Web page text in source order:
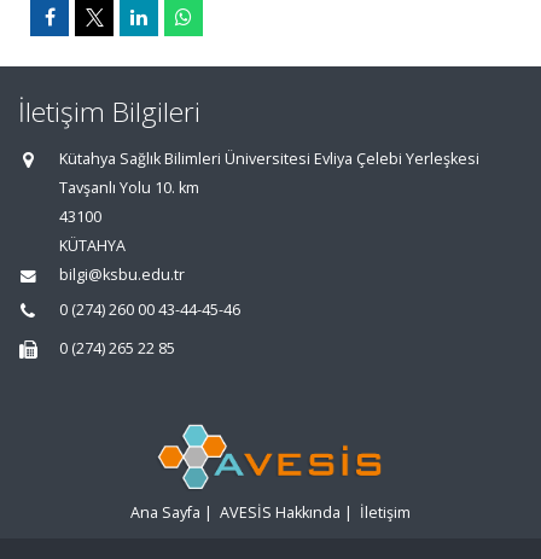
İletişim Bilgileri
Kütahya Sağlık Bilimleri Üniversitesi Evliya Çelebi Yerleşkesi
Tavşanlı Yolu 10. km
43100
KÜTAHYA
bilgi@ksbu.edu.tr
0 (274) 260 00 43-44-45-46
0 (274) 265 22 85
Ana Sayfa | AVESİS Hakkında | İletişim